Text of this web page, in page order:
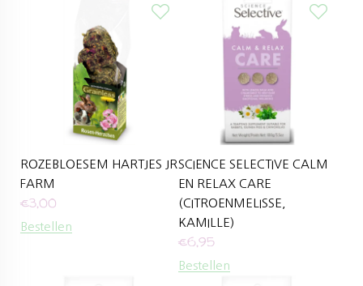
ROZEBLOESEM HARTJES JR
FARM
€3,00
Bestellen
SCIENCE SELECTIVE CALM
EN RELAX CARE
(CITROENMELISSE,
KAMILLE)
€6,95
Bestellen